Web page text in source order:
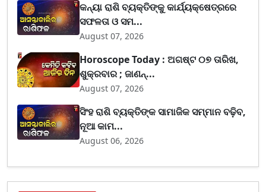
କନ୍ୟା ରାଶି ବ୍ୟକ୍ତିଙ୍କୁ କାର୍ଯ୍ୟକ୍ଷେତ୍ରରେ
ସଫଳତା ଓ ସମ...
August 07, 2026
Horoscope Today : ଅଗଷ୍ଟ ୦୭ ତାରିଖ,
ଶୁକ୍ରବାର ; ଜାଣନ୍...
August 07, 2026
ସିଂହ ରାଶି ବ୍ୟକ୍ତିଙ୍କ ସାମାଜିକ ସମ୍ମାନ ବଢ଼ିବ,
ନୂଆ କାମ...
August 06, 2026